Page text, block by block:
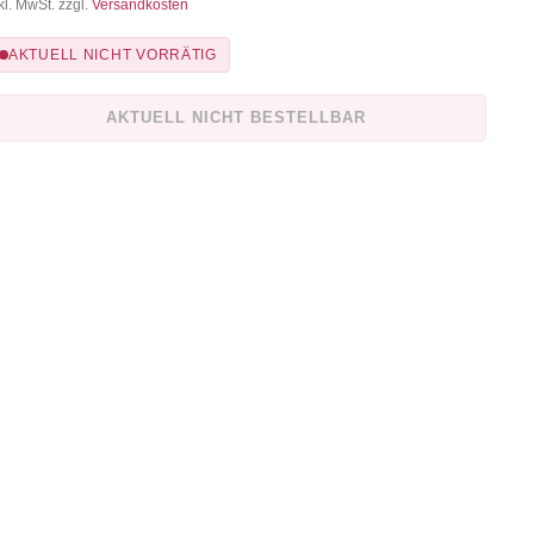
MwSt. zzgl. Versandkosten
AKTUELL NICHT VORRÄTIG
AKTUELL NICHT BESTELLBAR